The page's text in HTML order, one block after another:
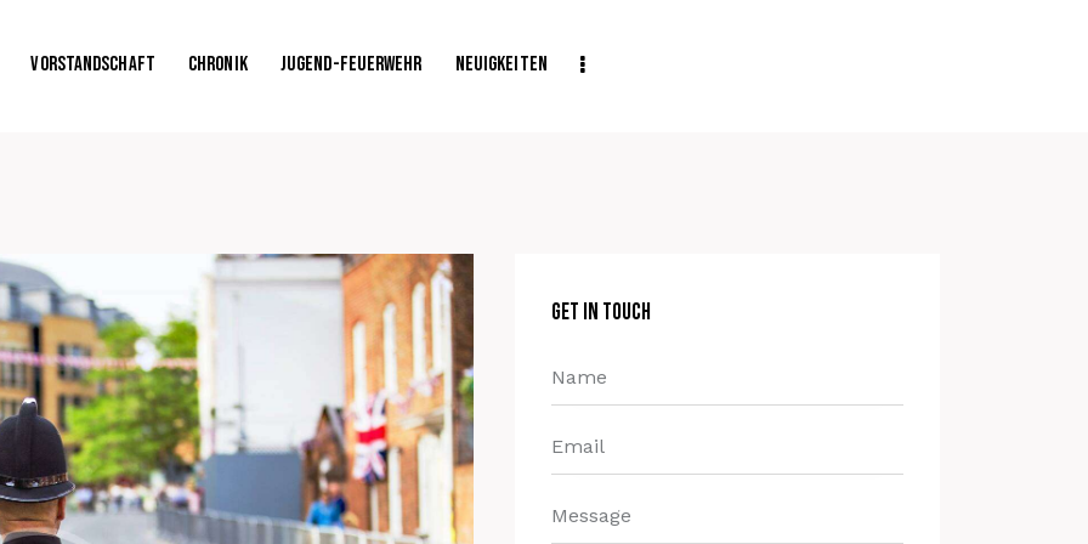
Vorstandschaft Chronik Jugend-Feuerwehr Neuigkeiten
Get in Touch